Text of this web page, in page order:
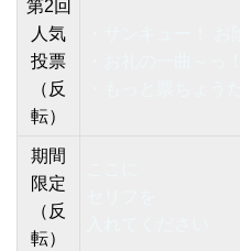
第2回
人気
投票
（反
転）
期間
限定
（反
転）